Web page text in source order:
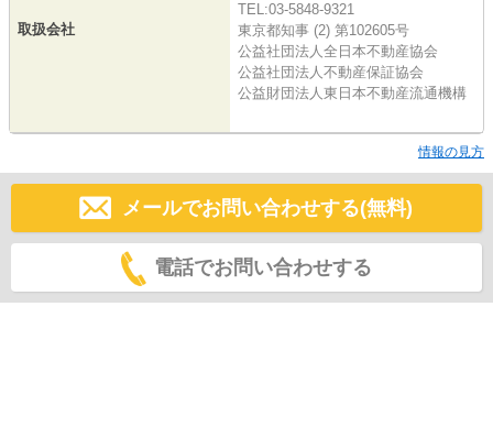
取扱会社
TEL:03-5848-9321
東京都知事 (2) 第102605号
公益社団法人全日本不動産協会
公益社団法人不動産保証協会
公益財団法人東日本不動産流通機構
情報の見方
メールでお問い合わせする(無料)
電話でお問い合わせする